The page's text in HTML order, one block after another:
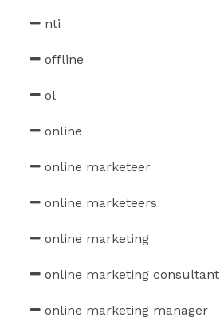
nti
offline
ol
online
online marketeer
online marketeers
online marketing
online marketing consultant
online marketing manager